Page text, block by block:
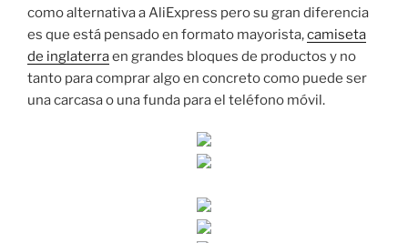
como alternativa a AliExpress pero su gran diferencia
es que está pensado en formato mayorista,camiseta
de inglaterraen grandes bloques de productos y no
tanto para comprar algo en concreto como puede ser
una carcasa o una funda para el teléfono móvil.